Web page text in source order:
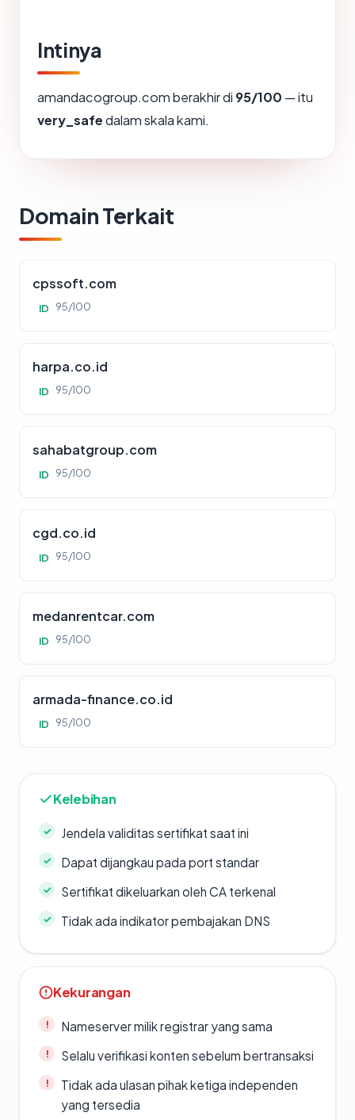
Intinya
amandacogroup.com berakhir di 95/100 — itu
very_safedalam skala kami.
Domain Terkait
cpssoft.com
ID 95/100
harpa.co.id
ID 95/100
sahabatgroup.com
ID 95/100
cgd.co.id
ID 95/100
medanrentcar.com
ID 95/100
armada-finance.co.id
ID 95/100
Kelebihan
Jendela validitas sertifikat saat ini
Dapat dijangkau pada port standar
Sertifikat dikeluarkan oleh CA terkenal
Tidak ada indikator pembajakan DNS
Kekurangan
Nameserver milik registrar yang sama
Selalu verifikasi konten sebelum bertransaksi
Tidak ada ulasan pihak ketiga independen
yang tersedia